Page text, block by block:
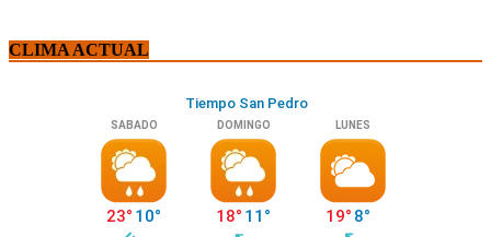
CLIMA ACTUAL